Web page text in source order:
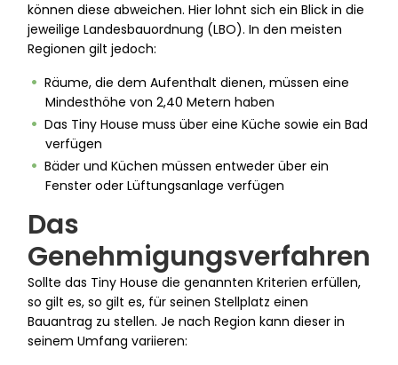
können diese abweichen. Hier lohnt sich ein Blick in die
jeweilige Landesbauordnung (LBO). In den meisten
Regionen gilt jedoch:
Räume, die dem Aufenthalt dienen, müssen eine
Mindesthöhe von 2,40 Metern haben
Das Tiny House muss über eine Küche sowie ein Bad
verfügen
Bäder und Küchen müssen entweder über ein
Fenster oder Lüftungsanlage verfügen
Das
Genehmigungsverfahren
Sollte das Tiny House die genannten Kriterien erfüllen,
so gilt es, so gilt es, für seinen Stellplatz einen
Bauantrag zu stellen. Je nach Region kann dieser in
seinem Umfang variieren: